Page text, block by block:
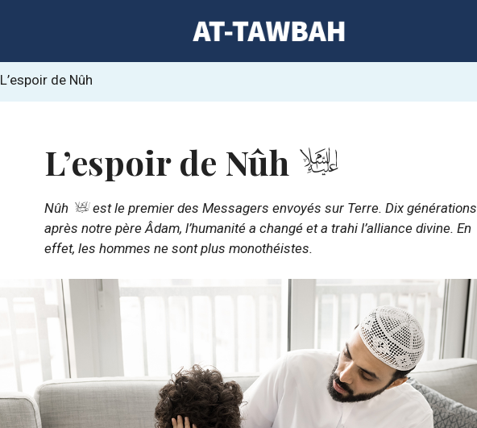
L’espoir de Nûh
L’espoir de Nûh
Nûh
est le premier des Messagers envoyés sur Terre. Dix générations
après notre père Âdam, l’humanité a changé et a trahi l’alliance divine. En
effet, les hommes ne sont plus monothéistes.